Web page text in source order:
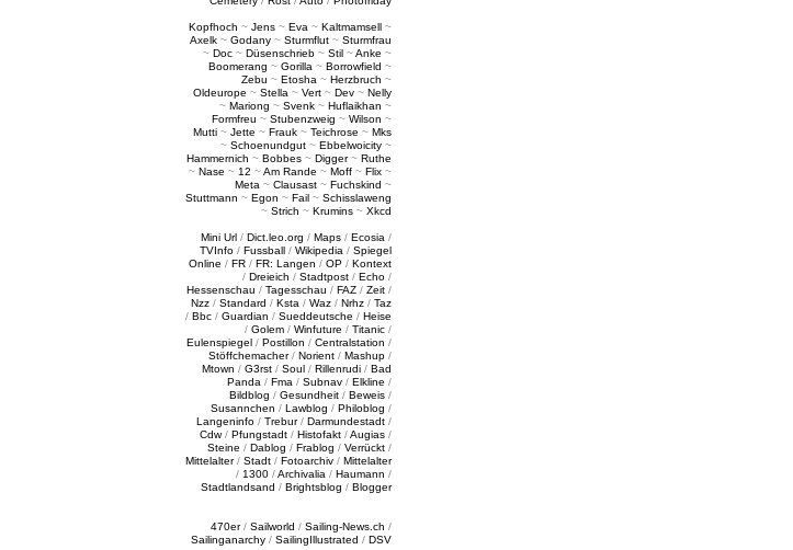
Kopfhoch ~ Jens ~ Eva ~ Kaltmamsell ~
Axelk ~ Godany ~ Sturmflut ~ Sturmfrau
~ Doc ~ Düsenschrieb ~ Stil ~Anke ~
Boomerang ~ Gorilla ~ Borrowfield ~
Zebu ~ Etosha ~ Herzbruch ~
Oldeurope ~ Stella ~ Vert ~ Dev ~ Nelly
~ Mariong ~ Svenk ~ Huflaikhan ~
Formfreu ~ Stubenzweig ~ Wilson ~
Mutti ~ Jette ~ Frauk ~ Teichrose ~ Mks
~ Schoenundgut ~ Ebbelwoicity ~
Hammernich ~ Bobbes ~ Digger~ Ruthe
~ Nase ~ 12 ~Am Rande ~ Moff ~ Flix ~
Meta ~ Clausast ~ Fuchskind ~
Stuttmann ~ Egon ~ Fail ~ Schisslaweng
~ Strich ~ Krumins ~ Xkcd
Mini Url / Dict.leo.org / Maps / Ecosia /
TVInfo / Fussball / Wikipedia / Spiegel
Online / FR / FR: Langen / OP / Kontext
/ Dreieich / Stadtpost / Echo /
Hessenschau / Tagesschau / FAZ / Zeit /
Nzz / Standard / Ksta / Waz / Nrhz / Taz
/ Bbc / Guardian / Sueddeutsche / Heise
/ Golem / Winfuture / Titanic /
Eulenspiegel / Postillon / Centralstation /
Stöffchemacher/ Norient / Mashup /
Mtown / G3rst / Soul / Rillenrudi / Bad
Panda / Fma / Subnav / Elkline /
Bildblog / Gesundheit / Beweis /
Susannchen / Lawblog / Philoblog /
Langeninfo / Trebur/ Darmundestadt /
Cdw/ Pfungstadt / Histofakt /Augias /
Steine / Dablog / Frablog / Verrückt /
Mittelalter/ Stadt / Fotoarchiv / Mittelalter
/ 1300 /Archivalia / Haumann /
Stadtlandsand / Brightsblog / Blogger
470er/ Sailworld / Sailing-News.ch /
Sailinganarchy / SailingIllustrated / DSV